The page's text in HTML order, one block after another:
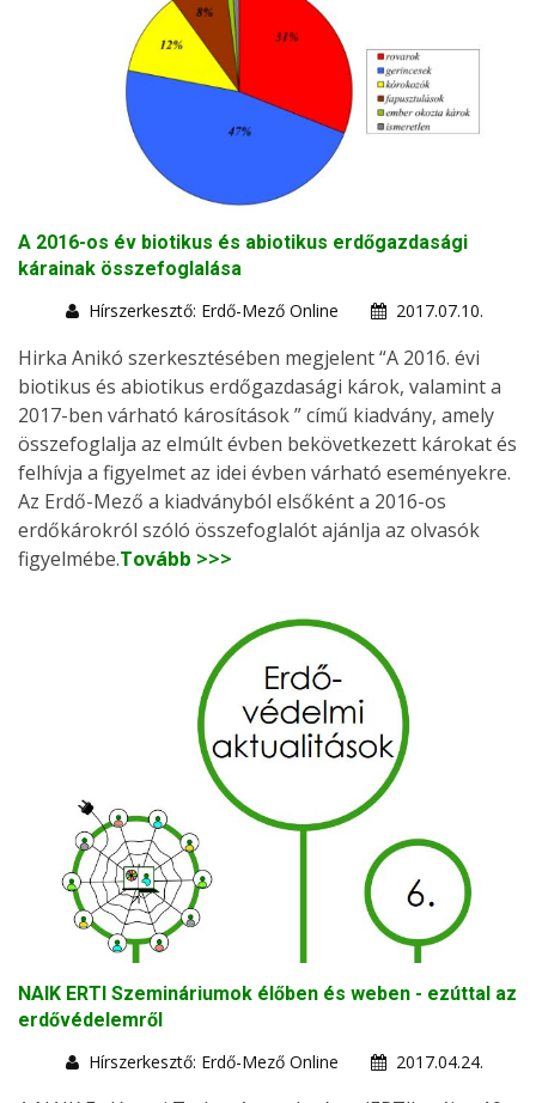
A 2016-os év biotikus és abiotikus erdőgazdasági
kárainak összefoglalása
Hírszerkesztő: Erdő-Mező Online
2017.07.10.
Hirka Anikó szerkesztésében megjelent “A 2016. évi
biotikus és abiotikus erdőgazdasági károk, valamint a
2017-ben várható károsítások ” című kiadvány, amely
összefoglalja az elmúlt évben bekövetkezett károkat és
felhívja a figyelmet az idei évben várható eseményekre.
Az Erdő-Mező a kiadványból elsőként a 2016-os
erdőkárokról szóló összefoglalót ajánlja az olvasók
figyelmébe.Tovább >>>
NAIK ERTI Szemináriumok élőben és weben - ezúttal az
erdővédelemről
Hírszerkesztő: Erdő-Mező Online
2017.04.24.